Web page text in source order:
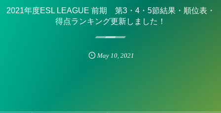
2021年度ESL LEAGUE 前期 第3・4・5節結果・順位表・
得点ランキング更新しました！
May 10 ,2021